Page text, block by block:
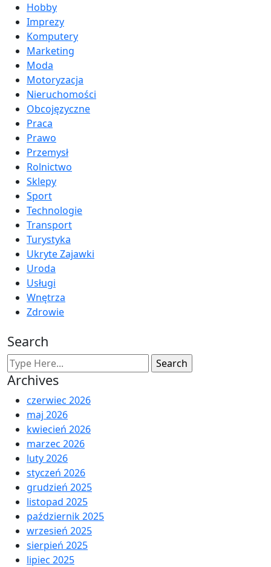
Hobby
Imprezy
Komputery
Marketing
Moda
Motoryzacja
Nieruchomości
Obcojęzyczne
Praca
Prawo
Przemysł
Rolnictwo
Sklepy
Sport
Technologie
Transport
Turystyka
Ukryte Zajawki
Uroda
Usługi
Wnętrza
Zdrowie
Search
Archives
czerwiec 2026
maj 2026
kwiecień 2026
marzec 2026
luty 2026
styczeń 2026
grudzień 2025
listopad 2025
październik 2025
wrzesień 2025
sierpień 2025
lipiec 2025